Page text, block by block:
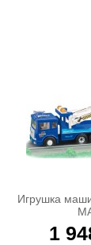
Игрушка
1